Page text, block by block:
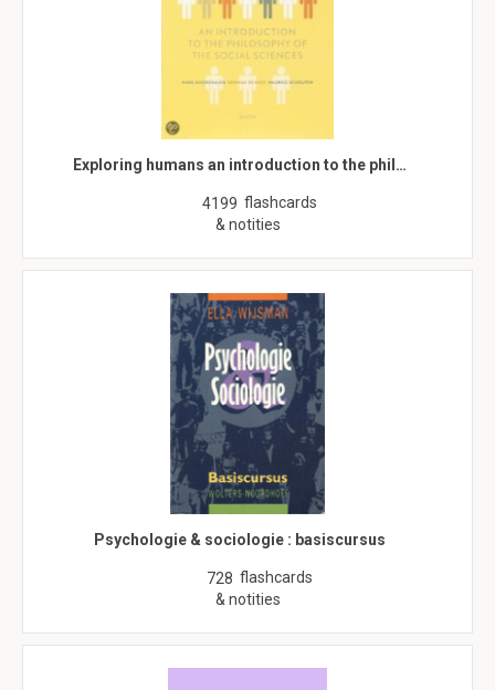
Exploring humans an introduction to the phil…
4199 flashcards
& notities
Psychologie & sociologie : basiscursus
728 flashcards
& notities